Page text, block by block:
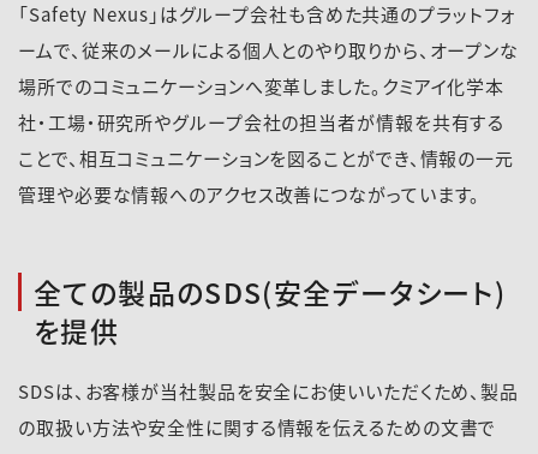
「Safety Nexus」はグループ会社も含めた共通のプラットフォ
ームで、従来のメールによる個人とのやり取りから、オープンな
場所でのコミュニケーションへ変革しました。クミアイ化学本
社・工場・研究所やグループ会社の担当者が情報を共有する
ことで、相互コミュニケーションを図ることができ、情報の一元
管理や必要な情報へのアクセス改善につながっています。
全ての製品のSDS(安全データシート)
を提供
SDSは、お客様が当社製品を安全にお使いいただくため、製品
の取扱い方法や安全性に関する情報を伝えるための文書で